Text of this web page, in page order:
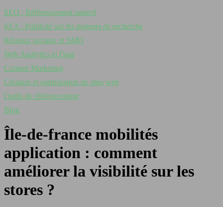
SEO : Référencement naturel
SEA : Publicité sur les moteurs de recherche
Réseaux sociaux et SMO
Web Analytics et Data
Content Marketing
Création et optimisation de sites web
Outils de référencement
Blog
Île-de-france mobilités
application : comment
améliorer la visibilité sur les
stores ?